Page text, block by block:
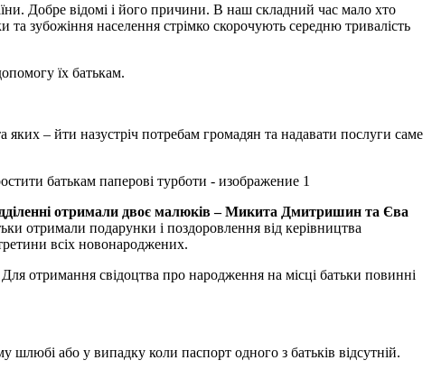
Добре відомі і його причини. В наш складний час мало хто
зубожіння населення стрімко скорочують середню тривалість
їх батькам.
– йти назустріч потребам громадян та надавати послуги саме
отримали двоє малюків – Микита Дмитришин та Єва
отримали подарунки і поздоровлення від керівництва
всіх новонароджених.
отримання свідоцтва про народження на місці батьки повинні
або у випадку коли паспорт одного з батьків відсутній.